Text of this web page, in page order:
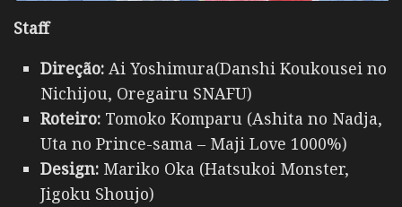
Staff
Direção: Ai Yoshimura(Danshi Koukousei no
Nichijou, Oregairu SNAFU)
Roteiro: Tomoko Komparu (Ashita no Nadja,
Uta no Prince-sama – Maji Love 1000%)
Design: Mariko Oka (Hatsukoi Monster,
Jigoku Shoujo)